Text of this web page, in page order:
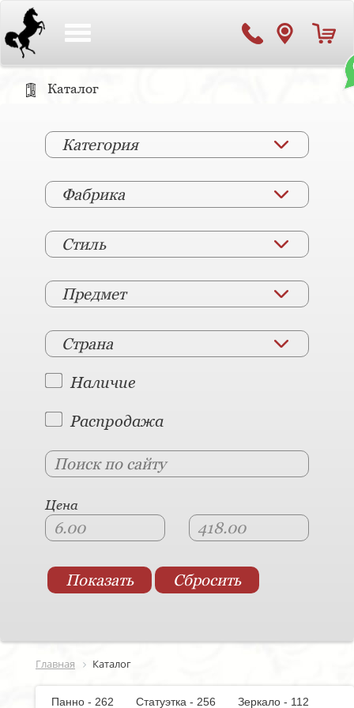
Каталог
Категория
Фабрика
Стиль
Предмет
Страна
Наличие
Распродажа
Цена
Главная Каталог
Панно - 262 Статуэтка - 256
Зеркало - 112